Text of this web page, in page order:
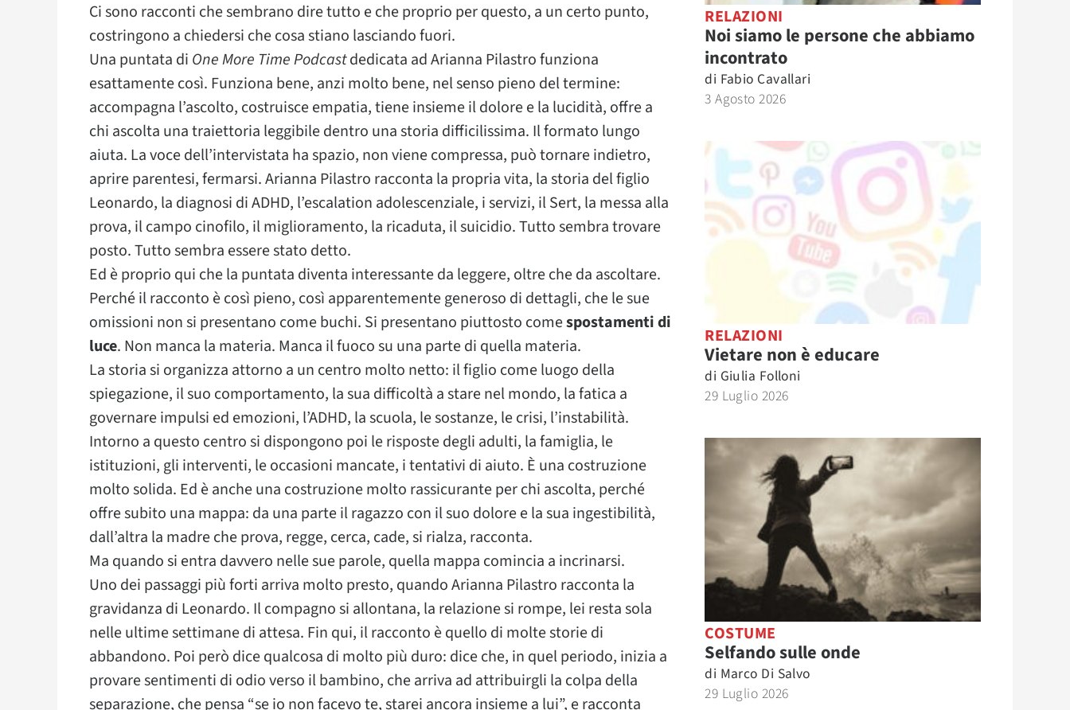
Ci sono racconti che sembrano dire tutto e che proprio per questo, a un certo punto,
costringono a chiedersi che cosa stiano lasciando fuori.
Una puntata di One More Time Podcastdedicata ad Arianna Pilastro funziona
esattamente così. Funziona bene, anzi molto bene, nel senso pieno del termine:
accompagna l’ascolto, costruisce empatia, tiene insieme il dolore e la lucidità, offre a
chi ascolta una traiettoria leggibile dentro una storia difficilissima. Il formato lungo
aiuta. La voce dell’intervistata ha spazio, non viene compressa, può tornare indietro,
aprire parentesi, fermarsi. Arianna Pilastro racconta la propria vita, la storia del figlio
Leonardo, la diagnosi di ADHD, l’escalation adolescenziale, i servizi, il Sert, la messa alla
prova, il campo cinofilo, il miglioramento, la ricaduta, il suicidio. Tutto sembra trovare
posto. Tutto sembra essere stato detto.
Ed è proprio qui che la puntata diventa interessante da leggere, oltre che da ascoltare.
Perché il racconto è così pieno, così apparentemente generoso di dettagli, che le sue
omissioni non si presentano come buchi. Si presentano piuttosto comespostamenti di
luce. Non manca la materia. Manca il fuoco su una parte di quella materia.
La storia si organizza attorno a un centro molto netto: il figlio come luogo della
spiegazione, il suo comportamento, la sua difficoltà a stare nel mondo, la fatica a
governare impulsi ed emozioni, l’ADHD, la scuola, le sostanze, le crisi, l’instabilità.
Intorno a questo centro si dispongono poi le risposte degli adulti, la famiglia, le
istituzioni, gli interventi, le occasioni mancate, i tentativi di aiuto. È una costruzione
molto solida. Ed è anche una costruzione molto rassicurante per chi ascolta, perché
offre subito una mappa: da una parte il ragazzo con il suo dolore e la sua ingestibilità,
dall’altra la madre che prova, regge, cerca, cade, si rialza, racconta.
Ma quando si entra davvero nelle sue parole, quella mappa comincia a incrinarsi.
Uno dei passaggi più forti arriva molto presto, quando Arianna Pilastro racconta la
gravidanza di Leonardo. Il compagno si allontana, la relazione si rompe, lei resta sola
nelle ultime settimane di attesa. Fin qui, il racconto è quello di molte storie di
abbandono. Poi però dice qualcosa di molto più duro: dice che, in quel periodo, inizia a
provare sentimenti di odio verso il bambino, che arriva ad attribuirgli la colpa della
separazione, che pensa “se io non facevo te, starei ancora insieme a lui”, e racconta
RELAZIONI
Noi siamo le persone che abbiamo
incontrato
di Fabio Cavallari
3 Agosto 2026
RELAZIONI
Vietare non è educare
di Giulia Folloni
29 Luglio 2026
COSTUME
Selfando sulle onde
di Marco Di Salvo
29 Luglio 2026